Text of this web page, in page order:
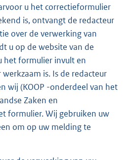
u het correctieformulier
is, ontvangt de redacteur
over de verwerking van
u op de website van de
het formulier invult en
is. Is de redacteur
wij (KOOP -onderdeel van het
Zaken en
formulier. Wij gebruiken uw
om op uw melding te